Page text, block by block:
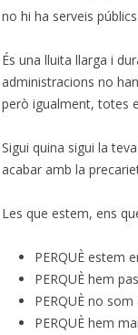
no hi ha serveis
És una lluita llarga i
administracions no
però igualment, totes
Sigui quina sigui la
acabar amb la
Les que estem, ens
PERQUÈ estem
PERQUÈ hem
PERQUÈ no
PERQUÈ hem